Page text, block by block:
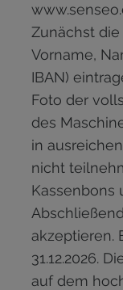
Zunächst
Vorname,
IBAN)
Foto der
des
in
nicht
Kassenbons
akzeptieren.
31.12.2026.
auf dem